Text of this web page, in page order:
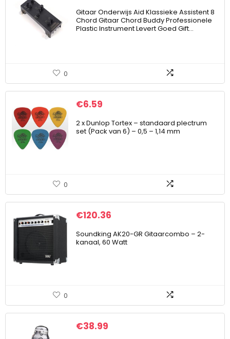
Gitaar Onderwijs Aid Klassieke Assistent 8
Chord Gitaar Chord Buddy Professionele
Plastic Instrument Levert Goed Gift…
0
€6.59
2 x Dunlop Tortex – standaard plectrum
set (Pack van 6) – 0,5 – 1,14 mm
0
€120.36
Soundking AK20-GR Gitaarcombo – 2-
kanaal, 60 Watt
0
€38.99